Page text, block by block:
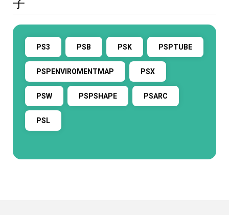
子
PS3 PSB PSK PSPTUBE
PSPENVIROMENTMAP PSX
PSW PSPSHAPE PSARC
PSL